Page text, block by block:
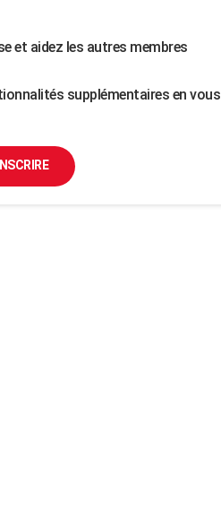
et aidez les autres membres
supplémentaires en vous